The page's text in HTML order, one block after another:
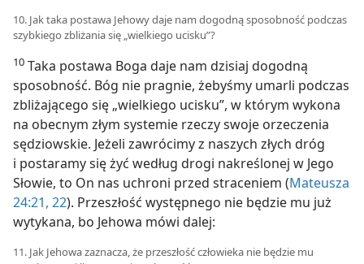
10. Jak taka postawa Jehowy daje nam dogodną sposobność podczas
szybkiego zbliżania się „wielkiego ucisku”?
10 Taka postawa Boga daje nam dzisiaj dogodną
sposobność. Bóg nie pragnie, żebyśmy umarli podczas
zbliżającego się „wielkiego ucisku”, w którym wykona
na obecnym złym systemie rzeczy swoje orzeczenia
sędziowskie. Jeżeli zawrócimy z naszych złych dróg
i postaramy się żyć według drogi nakreślonej w Jego
Słowie, to On nas uchroni przed straceniem (Mateusza
24:21, 22). Przeszłość występnego nie będzie mu już
wytykana, bo Jehowa mówi dalej:
11. Jak Jehowa zaznacza, że przeszłość człowieka nie będzie mu